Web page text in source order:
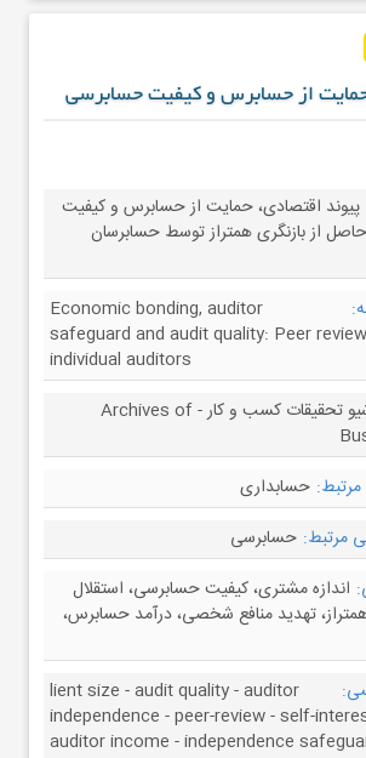
حمایت از حسابرس و کیفیت حسابرسی
پیوند اقتصادی، حمایت از حسابرس و کیفیت
از بازنگری همتراز توسط حسابرسان
Economic bonding, auditor
safeguard and audit quality: Peer
individual auditors
آرشیو تحقیقات کسب و کار - Archives of
حسابداری
مرتبط: حسابرسی
اندازه مشتری، کیفیت حسابرسی، استقلال
تهدید منافع شخصی، درآمد حسابرس،
lient size - audit quality - auditor
independence - peer-review - self-
auditor income - independence